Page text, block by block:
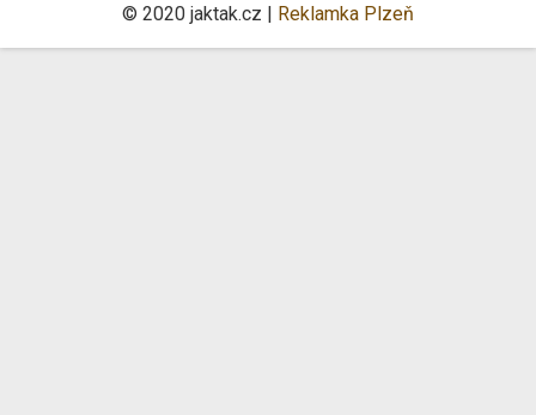
© 2020 jaktak.cz | Reklamka Plzeň